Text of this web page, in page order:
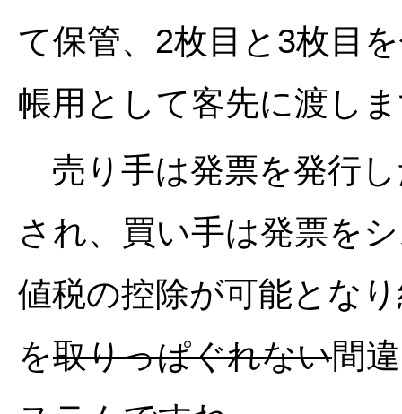
て保管、2枚目と3枚目
帳用として客先に渡し
売り手は発票を発行
され、買い手は発票を
値税の控除が可能とな
を取りっぱぐれない間